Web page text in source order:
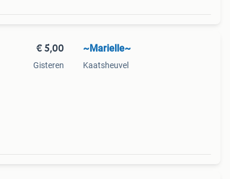
€ 5,00
Gisteren
~Marielle~
Kaatsheuvel